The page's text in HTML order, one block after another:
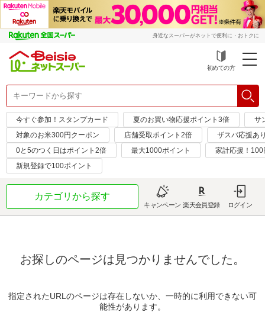
身近なスーパーがネットで便利に・おトクに
初めての方
今すぐ参加！スタンプカード 夏のお買い物応援ポイント3倍
サ
対象のお米300円クーポン
店舗受取ポイント2倍
ザスパ応援あ
0と5のつく日はポイント2倍
最大1000ポイント
家計応援！
新規登録で100ポイント
カテゴリから探す
キャンペーン 楽天会員登録 ログイン
お探しのページは見つかりませんでした。
指定されたURLのページは存在しないか、一時的に利用できない可
能性があります。